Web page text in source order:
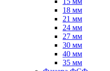
18 мм
21 мм
24 мм
27 мм
30 мм
40 мм
35 мм